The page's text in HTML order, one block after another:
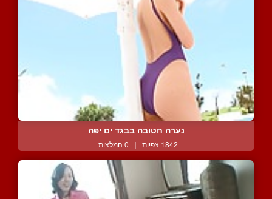
נערה חטובה בבגד ים יפה
1842 צפיות | 0 המלצות